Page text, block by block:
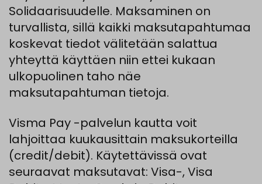
Solidaarisuudelle. Maksaminen on
turvallista, sillä kaikki maksutapahtumaa
koskevat tiedot välitetään salattua
yhteyttä käyttäen niin ettei kukaan
ulkopuolinen taho näe
maksutapahtuman tietoja.
Visma Pay -palvelun kautta voit
lahjoittaa kuukausittain maksukorteilla
(credit/debit). Käytettävissä ovat
seuraavat maksutavat: Visa-, Visa